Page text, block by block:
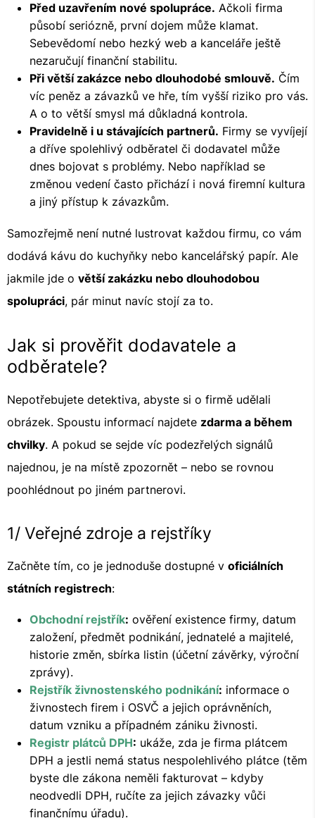
Před uzavřením nové spolupráce. Ačkoli firma
působí seriózně, první dojem může klamat.
Sebevědomí nebo hezký web a kanceláře ještě
nezaručují finanční stabilitu.
Při větší zakázce nebo dlouhodobé smlouvě. Čím
víc peněz a závazků ve hře, tím vyšší riziko pro vás.
A o to větší smysl má důkladná kontrola.
Pravidelně i u stávajících partnerů. Firmy se vyvíjejí
a dříve spolehlivý odběratel či dodavatel může
dnes bojovat s problémy. Nebo například se
změnou vedení často přichází i nová firemní kultura
a jiný přístup k závazkům.
Samozřejmě není nutné lustrovat každou firmu, co vám
dodává kávu do kuchyňky nebo kancelářský papír. Ale
jakmile jde o větší zakázku nebo dlouhodobou
spolupráci, pár minut navíc stojí za to.
Jak si prověřit dodavatele a
odběratele?
Nepotřebujete detektiva, abyste si o firmě udělali
obrázek. Spoustu informací najdete zdarma a během
chvilky. A pokud se sejde víc podezřelých signálů
najednou, je na místě zpozornět – nebo se rovnou
poohlédnout po jiném partnerovi.
1/ Veřejné zdroje a rejstříky
Začněte tím, co je jednoduše dostupné v oficiálních
státních registrech:
Obchodní rejstřík: ověření existence firmy, datum
založení, předmět podnikání, jednatelé a majitelé,
historie změn, sbírka listin (účetní závěrky, výroční
zprávy).
Rejstřík živnostenského podnikání: informace o
živnostech firem i OSVČ a jejich oprávněních,
datum vzniku a případném zániku živnosti.
Registr plátců DPH: ukáže, zda je firma plátcem
DPH a jestli nemá status nespolehlivého plátce (těm
byste dle zákona neměli fakturovat – kdyby
neodvedli DPH, ručíte za jejich závazky vůči
finančnímu úřadu).